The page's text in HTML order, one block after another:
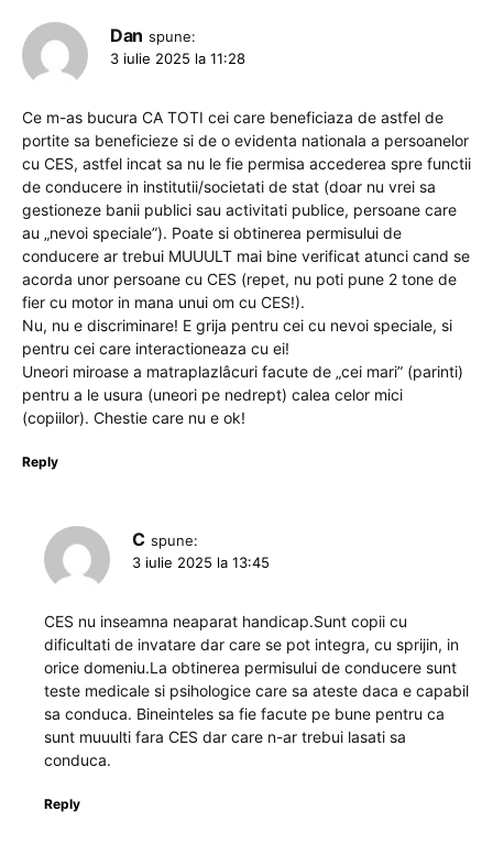
Dan spune:
3 iulie 2025 la 11:28
Ce m-as bucura CA TOTI cei care beneficiaza de astfel de
portite sa beneficieze si de o evidenta nationala a persoanelor
cu CES, astfel incat sa nu le fie permisa accederea spre functii
de conducere in institutii/societati de stat (doar nu vrei sa
gestioneze banii publici sau activitati publice, persoane care
au „nevoi speciale”). Poate si obtinerea permisului de
conducere ar trebui MUUULT mai bine verificat atunci cand se
acorda unor persoane cu CES (repet, nu poti pune 2 tone de
fier cu motor in mana unui om cu CES!).
Nu, nu e discriminare! E grija pentru cei cu nevoi speciale, si
pentru cei care interactioneaza cu ei!
Uneori miroase a matraplazlâcuri facute de „cei mari” (parinti)
pentru a le usura (uneori pe nedrept) calea celor mici
(copiilor). Chestie care nu e ok!
Reply
C spune:
3 iulie 2025 la 13:45
CES nu inseamna neaparat handicap.Sunt copii cu
dificultati de invatare dar care se pot integra, cu sprijin, in
orice domeniu.La obtinerea permisului de conducere sunt
teste medicale si psihologice care sa ateste daca e capabil
sa conduca. Bineinteles sa fie facute pe bune pentru ca
sunt muuulti fara CES dar care n-ar trebui lasati sa
conduca.
Reply